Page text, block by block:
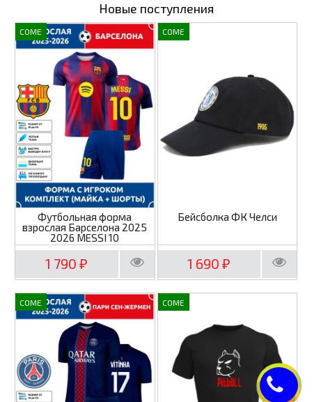
Новые поступления
COME
Футбольная форма
взрослая Барселона 2025
2026 MESSI 10
1 790₽
COME
Бейсболка ФК Челси
1 690₽
COME COME